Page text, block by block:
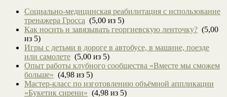
Социально-медицинская реабилитация с использование
тренажера Гросса (5,00 из 5)
Как носить и завязывать георгиевскую ленточку? (5,00
из 5)
Игры с детьми в дороге в автобусе, в машине, поезде
или самолете (5,00 из 5)
Опыт работы клубного сообщества «Вместе мы сможем
больше» (4,98 из 5)
Мастер-класс по изготовлению объёмной аппликации
«Букетик сирени» (4,98 из 5)